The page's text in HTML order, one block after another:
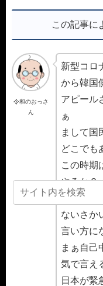
この記事に
令和のおっさ
ん
新型コロ
から韓国
アピール
ぁ
まして国
どこでも
この時期
やろか？
まぁ相変
ないさか
言い方に
まぁ自己
気で言え
日本が緊